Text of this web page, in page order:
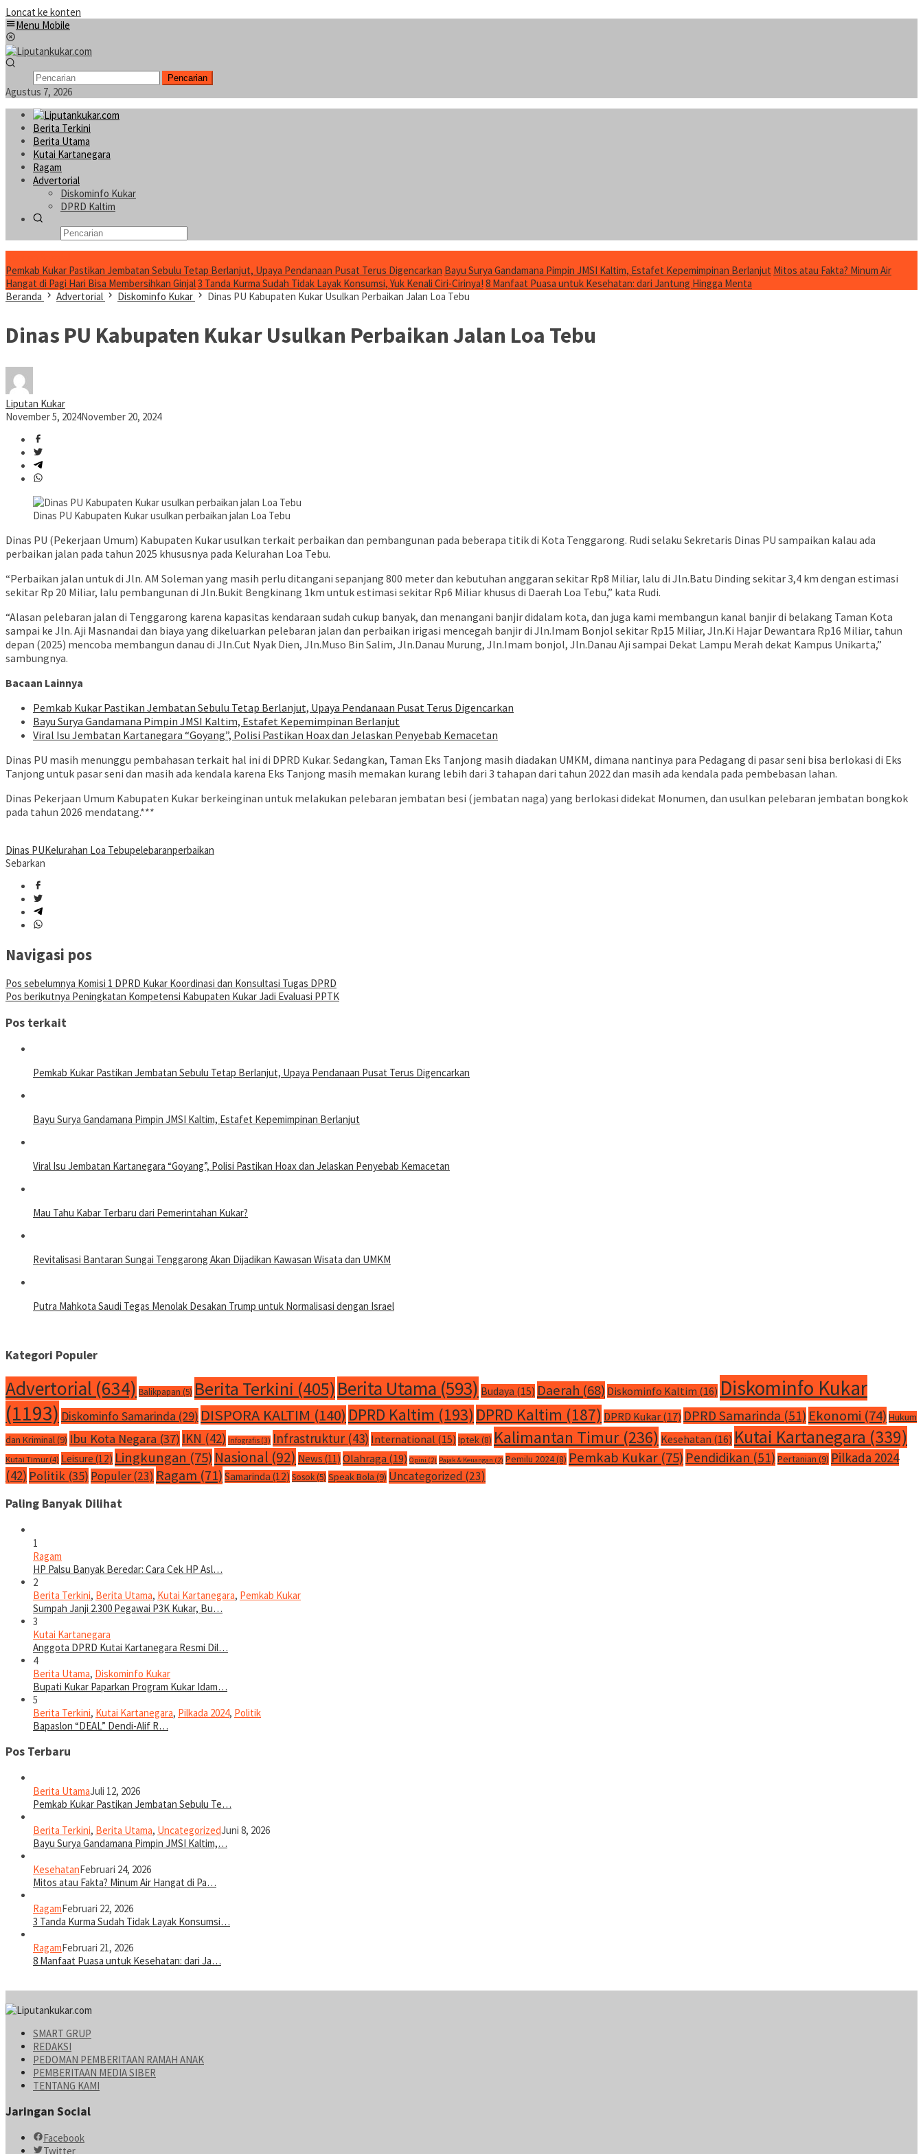
Loncat ke konten
Menu Mobile
Pencarian
Agustus 7, 2026
Berita Terkini
Berita Utama
Kutai Kartanegara
Ragam
Advertorial
Diskominfo Kukar
DPRD Kaltim
Pemkab Kukar Pastikan Jembatan Sebulu Tetap Berlanjut, Upaya Pendanaan Pusat Terus Digencarkan Bayu Surya Gandamana Pimpin JMSI Kaltim, Estafet Kepemimpinan Berlanjut Mitos atau Fakta? Minum Air
Hangat di Pagi Hari Bisa Membersihkan Ginjal3 Tanda Kurma Sudah Tidak Layak Konsumsi, Yuk Kenali Ciri-Cirinya! 8 Manfaat Puasa untuk Kesehatan: dari Jantung Hingga Menta
Beranda
Advertorial Diskominfo Kukar Dinas PU Kabupaten Kukar Usulkan Perbaikan Jalan Loa Tebu
Dinas PU Kabupaten Kukar Usulkan Perbaikan Jalan Loa Tebu
Liputan Kukar
November 5, 2024November 20, 2024
Dinas PU Kabupaten Kukar usulkan perbaikan jalan Loa Tebu
Dinas PU (Pekerjaan Umum) Kabupaten Kukar usulkan terkait perbaikan dan pembangunan pada beberapa titik di Kota Tenggarong. Rudi selaku Sekretaris Dinas PU sampaikan kalau ada
perbaikan jalan pada tahun 2025 khususnya pada Kelurahan Loa Tebu.
“Perbaikan jalan untuk di Jln. AM Soleman yang masih perlu ditangani sepanjang 800 meter dan kebutuhan anggaran sekitar Rp8 Miliar, lalu di Jln.Batu Dinding sekitar 3,4 km dengan estimasi
sekitar Rp 20 Miliar, lalu pembangunan di Jln.Bukit Bengkinang 1km untuk estimasi sekitar Rp6 Miliar khusus di Daerah Loa Tebu,” kata Rudi.
“Alasan pelebaran jalan di Tenggarong karena kapasitas kendaraan sudah cukup banyak, dan menangani banjir didalam kota, dan juga kami membangun kanal banjir di belakang Taman Kota
sampai ke Jln. Aji Masnandai dan biaya yang dikeluarkan pelebaran jalan dan perbaikan irigasi mencegah banjir di Jln.Imam Bonjol sekitar Rp15 Miliar, Jln.Ki Hajar Dewantara Rp16 Miliar, tahun
depan (2025) mencoba membangun danau di Jln.Cut Nyak Dien, Jln.Muso Bin Salim, Jln.Danau Murung, Jln.Imam bonjol, Jln.Danau Aji sampai Dekat Lampu Merah dekat Kampus Unikarta,”
sambungnya.
Bacaan Lainnya
Pemkab Kukar Pastikan Jembatan Sebulu Tetap Berlanjut, Upaya Pendanaan Pusat Terus Digencarkan
Bayu Surya Gandamana Pimpin JMSI Kaltim, Estafet Kepemimpinan Berlanjut
Viral Isu Jembatan Kartanegara “Goyang”, Polisi Pastikan Hoax dan Jelaskan Penyebab Kemacetan
Dinas PU masih menunggu pembahasan terkait hal ini di DPRD Kukar. Sedangkan, Taman Eks Tanjong masih diadakan UMKM, dimana nantinya para Pedagang di pasar seni bisa berlokasi di Eks
Tanjong untuk pasar seni dan masih ada kendala karena Eks Tanjong masih memakan kurang lebih dari 3 tahapan dari tahun 2022 dan masih ada kendala pada pembebasan lahan.
Dinas Pekerjaan Umum Kabupaten Kukar berkeinginan untuk melakukan pelebaran jembatan besi (jembatan naga) yang berlokasi didekat Monumen, dan usulkan pelebaran jembatan bongkok
pada tahun 2026 mendatang.***
Dinas PUKelurahan Loa Tebupelebaranperbaikan
Sebarkan
Navigasi pos
Pos sebelumnya Komisi 1 DPRD Kukar Koordinasi dan Konsultasi Tugas DPRD
Pos berikutnya Peningkatan Kompetensi Kabupaten Kukar Jadi Evaluasi PPTK
Pos terkait
Pemkab Kukar Pastikan Jembatan Sebulu Tetap Berlanjut, Upaya Pendanaan Pusat Terus Digencarkan
Bayu Surya Gandamana Pimpin JMSI Kaltim, Estafet Kepemimpinan Berlanjut
Viral Isu Jembatan Kartanegara “Goyang”, Polisi Pastikan Hoax dan Jelaskan Penyebab Kemacetan
Mau Tahu Kabar Terbaru dari Pemerintahan Kukar?
Revitalisasi Bantaran Sungai Tenggarong Akan Dijadikan Kawasan Wisata dan UMKM
Putra Mahkota Saudi Tegas Menolak Desakan Trump untuk Normalisasi dengan Israel
Kategori Populer
Advertorial (634) Balikpapan (5) Berita Terkini (405)Berita Utama (593) Budaya (15) Daerah (68) Diskominfo Kaltim (16) Diskominfo Kukar
(1193) Diskominfo Samarinda (29) DISPORA KALTIM (140) DPRD Kaltim (193) DPRD Kaltim (187) DPRD Kukar (17) DPRD Samarinda (51) Ekonomi (74) Hukum
dan Kriminal(9) Ibu Kota Negara (37) IKN (42) Infografis (3) Infrastruktur (43) International (15) Iptek(8) Kalimantan Timur (236) Kesehatan (16) Kutai Kartanegara (339)
Kutai Timur (4) Leisure (12) Lingkungan (75) Nasional (92) News (11) Olahraga (19) Opini (2) Pajak & Keuangan (2) Pemilu 2024(8) Pemkab Kukar (75) Pendidikan (51) Pertanian (9) Pilkada 2024
(42) Politik (35) Populer(23) Ragam (71) Samarinda (12) Sosok(5) Speak Bola (9) Uncategorized (23)
Paling Banyak Dilihat
1
Ragam
HP Palsu Banyak Beredar: Cara Cek HP Asl…
2
Berita Terkini, Berita Utama, Kutai Kartanegara, Pemkab Kukar
Sumpah Janji 2.300 Pegawai P3K Kukar, Bu…
3
Kutai Kartanegara
Anggota DPRD Kutai Kartanegara Resmi Dil…
4
Berita Utama, Diskominfo Kukar
Bupati Kukar Paparkan Program Kukar Idam…
5
Berita Terkini, Kutai Kartanegara, Pilkada 2024, Politik
Bapaslon “DEAL” Dendi-Alif R…
Pos Terbaru
Berita UtamaJuli 12, 2026
Pemkab Kukar Pastikan Jembatan Sebulu Te…
Berita Terkini, Berita Utama, UncategorizedJuni 8, 2026
Bayu Surya Gandamana Pimpin JMSI Kaltim,…
KesehatanFebruari 24, 2026
Mitos atau Fakta? Minum Air Hangat di Pa…
RagamFebruari 22, 2026
3 Tanda Kurma Sudah Tidak Layak Konsumsi…
RagamFebruari 21, 2026
8 Manfaat Puasa untuk Kesehatan: dari Ja…
SMART GRUP
REDAKSI
PEDOMAN PEMBERITAAN RAMAH ANAK
PEMBERITAAN MEDIA SIBER
TENTANG KAMI
Jaringan Social
Facebook
Twitter